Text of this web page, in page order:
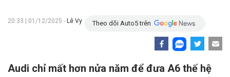
20:33 | 01/12/2025 - Lê Vy Theo dõi Auto5 trên
Audi chỉ mất hơn nửa năm để đưa A6 thế hệ